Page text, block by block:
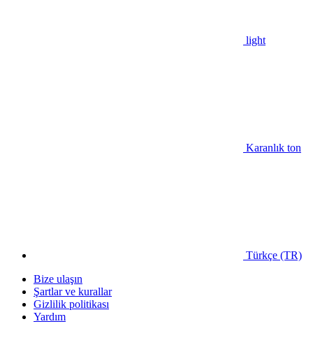
light
Karanlık ton
Türkçe (TR)
Bize ulaşın
Şartlar ve kurallar
Gizlilik politikası
Yardım